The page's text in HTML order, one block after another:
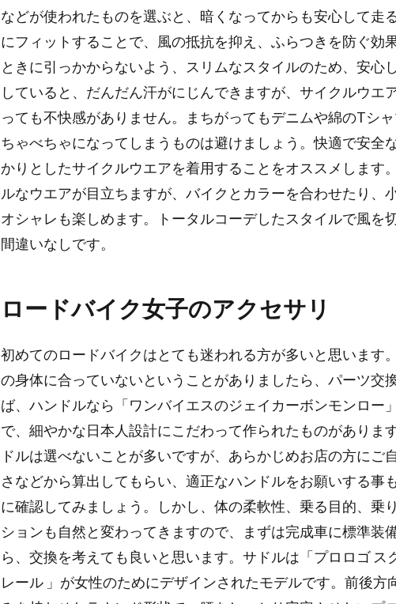
などが使われたものを選ぶと、暗くなってからも安心して走
にフィットすることで、風の抵抗を抑え、ふらつきを防ぐ効
ときに引っかからないよう、スリムなスタイルのため、安心
していると、だんだん汗がにじんできますが、サイクルウエ
っても不快感がありません。まちがってもデニムや綿のTシ
ちゃべちゃになってしまうものは避けましょう。快適で安全
かりとしたサイクルウエアを着用することをオススメします
ルなウエアが目立ちますが、バイクとカラーを合わせたり、
オシャレも楽しめます。トータルコーデしたスタイルで風を
間違いなしです。
ロードバイク女子のアクセサリ
初めてのロードバイクはとても迷われる方が多いと思います
の身体に合っていないということがありましたら、パーツ交
ば、ハンドルなら「ワンバイエスのジェイカーボンモンロー
で、細やかな日本人設計にこだわって作られたものがありま
ドルは選べないことが多いですが、あらかじめお店の方にご
さなどから算出してもらい、適正なハンドルをお願いする事
に確認してみましょう。しかし、体の柔軟性、乗る目的、乗
ションも自然と変わってきますので、まずは完成車に標準装
ら、交換を考えても良いと思います。サドルは「プロロゴ ス
レール 」が女性のためにデザインされたモデルです。前後方